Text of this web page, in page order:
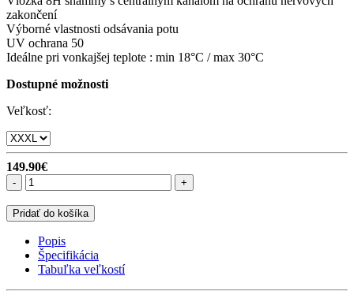
zakončení
Výborné vlastnosti odsávania potu
UV ochrana 50
Ideálne pri vonkajšej teplote : min 18°C / max 30°C
Dostupné možnosti
Veľkosť:
149.90€
- +
Pridať do košíka
Popis
Špecifikácia
Tabuľka veľkostí